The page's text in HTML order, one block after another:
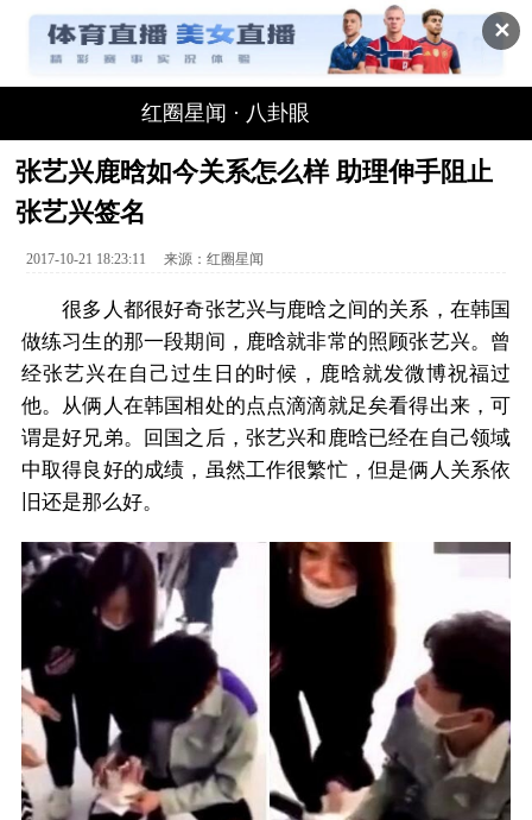
✕
红圈星闻 · 八卦眼
张艺兴鹿晗如今关系怎么样 助理伸手阻止
张艺兴签名
2017-10-21 18:23:11 来源：红圈星闻
很多人都很好奇张艺兴与鹿晗之间的关系，在韩国
做练习生的那一段期间，鹿晗就非常的照顾张艺兴。曾
经张艺兴在自己过生日的时候，鹿晗就发微博祝福过
他。从俩人在韩国相处的点点滴滴就足矣看得出来，可
谓是好兄弟。回国之后，张艺兴和鹿晗已经在自己领域
中取得良好的成绩，虽然工作很繁忙，但是俩人关系依
旧还是那么好。